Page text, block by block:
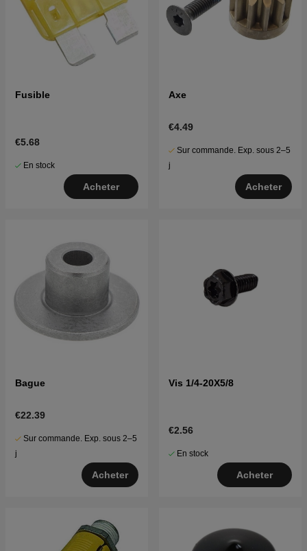
Fusible
€5.68
En stock
Acheter
Axe
€4.49
Sur commande. Exp. sous 2–5
j
Acheter
Bague
€22.39
Sur commande. Exp. sous 2–5
j
Acheter
Vis 1/4-20X5/8
€2.56
En stock
Acheter